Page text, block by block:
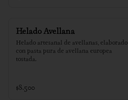
Helado Avellana
Helado artesanal de avellanas, elaborado
con pasta pura de avellana europea
tostada.
$8.500